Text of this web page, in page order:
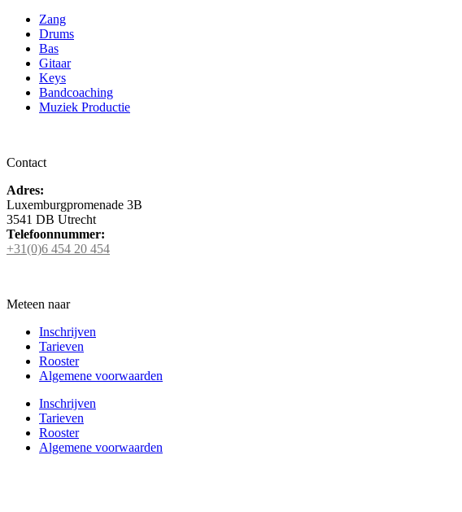
Zang
Drums
Bas
Gitaar
Keys
Bandcoaching
Muziek Productie
Contact
Adres:
Luxemburgpromenade 3B
3541 DB Utrecht
Telefoonnummer:
+31(0)6 454 20 454
Meteen naar
Inschrijven
Tarieven
Rooster
Algemene voorwaarden
Inschrijven
Tarieven
Rooster
Algemene voorwaarden